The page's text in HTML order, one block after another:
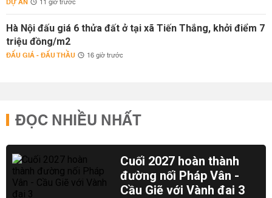
11 giờ trước
Hà Nội đấu giá 6 thửa đất ở tại xã Tiến Thắng, khởi điểm 7
triệu đồng/m2
ĐẤU GIÁ - ĐẤU THẦU 16 giờ trước
ĐỌC NHIỀU NHẤT
Cuối 2027 hoàn thành
đường nối Pháp Vân -
Cầu Giẽ với Vành đai 3